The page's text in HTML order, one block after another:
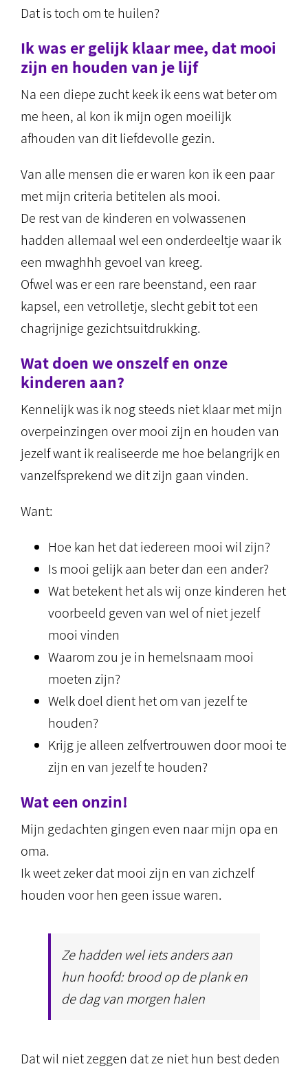
Dat is toch om te huilen?
Ik was er gelijk klaar mee, dat mooi
zijn en houden van je lijf
Na een diepe zucht keek ik eens wat beter om
me heen, al kon ik mijn ogen moeilijk
afhouden van dit liefdevolle gezin.
Van alle mensen die er waren kon ik een paar
met mijn criteria betitelen als mooi.
De rest van de kinderen en volwassenen
hadden allemaal wel een onderdeeltje waar ik
een mwaghhh gevoel van kreeg.
Ofwel was er een rare beenstand, een raar
kapsel, een vetrolletje, slecht gebit tot een
chagrijnige gezichtsuitdrukking.
Wat doen we onszelf en onze
kinderen aan?
Kennelijk was ik nog steeds niet klaar met mijn
overpeinzingen over mooi zijn en houden van
jezelf want ik realiseerde me hoe belangrijk en
vanzelfsprekend we dit zijn gaan vinden.
Want:
Hoe kan het dat iedereen mooi wil zijn?
Is mooi gelijk aan beter dan een ander?
Wat betekent het als wij onze kinderen het
voorbeeld geven van wel of niet jezelf
mooi vinden
Waarom zou je in hemelsnaam mooi
moeten zijn?
Welk doel dient het om van jezelf te
houden?
Krijg je alleen zelfvertrouwen door mooi te
zijn en van jezelf te houden?
Wat een onzin!
Mijn gedachten gingen even naar mijn opa en
oma.
Ik weet zeker dat mooi zijn en van zichzelf
houden voor hen geen issue waren.
Ze hadden wel iets anders aan
hun hoofd: brood op de plank en
de dag van morgen halen
Dat wil niet zeggen dat ze niet hun best deden